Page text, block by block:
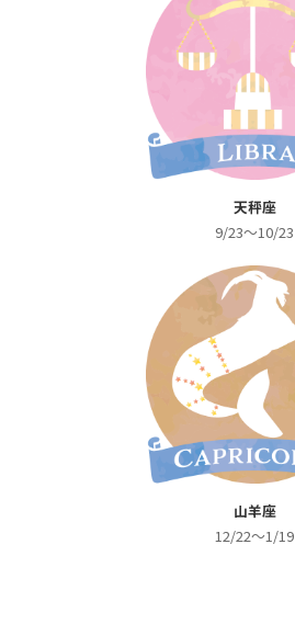
天秤座
9/23～10/23
山羊座
12/22～1/19